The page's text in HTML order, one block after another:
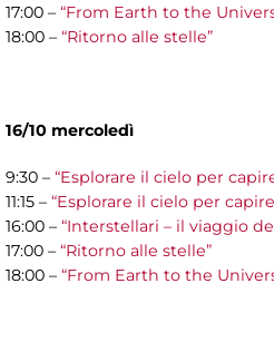
17:00 – “From Earth to the
18:00 – “Ritorno alle stelle”
16/10 mercoledì
9:30 – “Esplorare il cielo per
11:15 – “Esplorare il cielo per
16:00 – “Interstellari – il viaggio
17:00 – “Ritorno alle stelle”
18:00 – “From Earth to the